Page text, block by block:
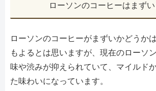
ローソンのコーヒーはまず
ローソンのコーヒーがまずいかどうか
もよるとは思いますが、現在のローソ
味や渋みが抑えられていて、マイルド
た味わいになっています。